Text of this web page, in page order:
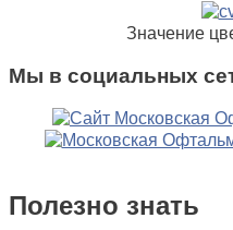
Значение
Мы в социальных
Полезно знать